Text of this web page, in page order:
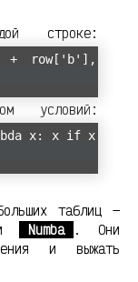
строке:
+ row['b'],
условий:
x: x if x
таблиц —
Numba
. Они
и выжать